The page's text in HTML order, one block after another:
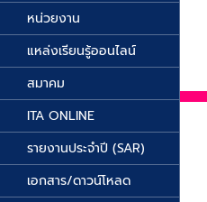
หน่วยงาน
แหล่งเรียนรู้ออนไลน์
สมาคม
ITA ONLINE
รายงานประจำปี (SAR)
เอกสาร/ดาวน์โหลด